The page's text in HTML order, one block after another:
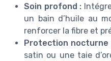
Soin profond :
un bain d’huile au
renforcer la fibre et
Protection nocturne
satin ou une taie